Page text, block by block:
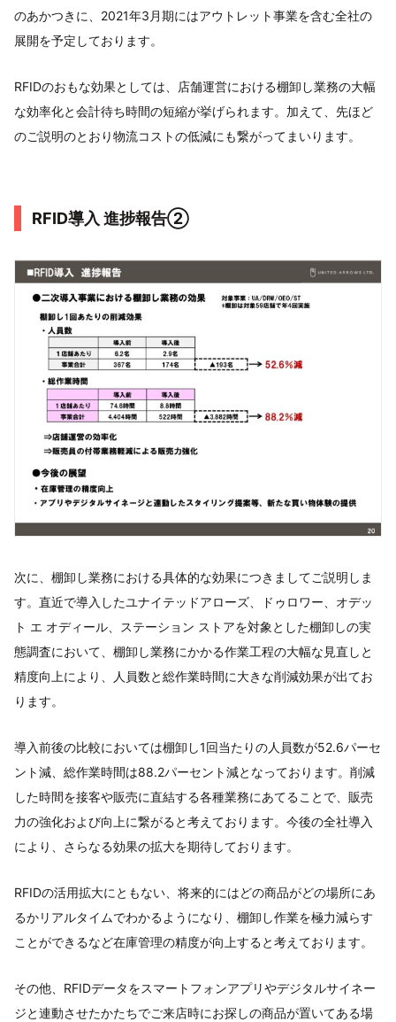
のあかつきに、2021年3月期にはアウトレット事業を含む全社の
展開を予定しております。
RFIDのおもな効果としては、店舗運営における棚卸し業務の大幅
な効率化と会計待ち時間の短縮が挙げられます。加えて、先ほど
のご説明のとおり物流コストの低減にも繋がってまいります。
RFID導入 進捗報告②
次に、棚卸し業務における具体的な効果につきましてご説明しま
す。直近で導入したユナイテッドアローズ、ドゥロワー、オデッ
ト エ オディール、ステーション ストアを対象とした棚卸しの実
態調査において、棚卸し業務にかかる作業工程の大幅な見直しと
精度向上により、人員数と総作業時間に大きな削減効果が出てお
ります。
導入前後の比較においては棚卸し1回当たりの人員数が52.6パーセ
ント減、総作業時間は88.2パーセント減となっております。削減
した時間を接客や販売に直結する各種業務にあてることで、販売
力の強化および向上に繋がると考えております。今後の全社導入
により、さらなる効果の拡大を期待しております。
RFIDの活用拡大にともない、将来的にはどの商品がどの場所にあ
るかリアルタイムでわかるようになり、棚卸し作業を極力減らす
ことができるなど在庫管理の精度が向上すると考えております。
その他、RFIDデータをスマートフォンアプリやデジタルサイネー
ジと連動させたかたちでご来店時にお探しの商品が置いてある場